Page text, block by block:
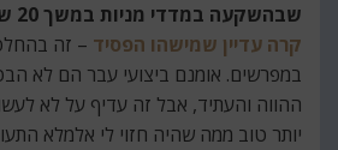
שבהשקעה במדדי מניות במשך 20 שנה (לפחות),
קרה עדיין שמישהו הפסיד – זה
במפרשים. אומנם ביצועי עבר הם לא
ההווה והעתיד, אבל זה עדיף על לא